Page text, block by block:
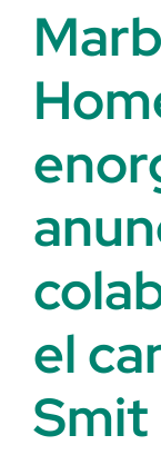
el
Smit